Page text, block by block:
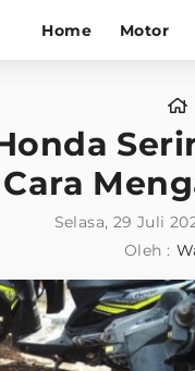
Home Motor
Cara
Selasa, 29 Juli
Oleh :